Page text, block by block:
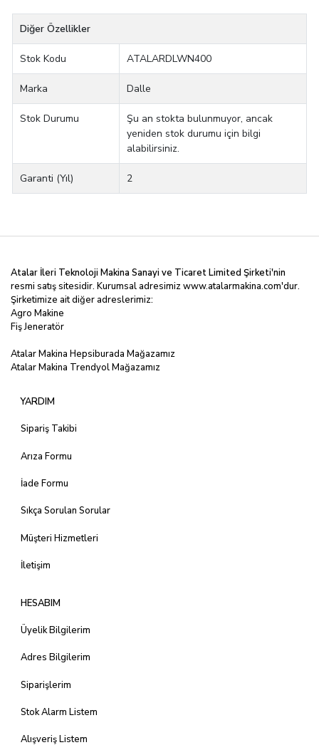
Diğer Özellikler
Stok Kodu ATALARDLWN400
Marka Dalle
Stok Durumu
Şu an stokta bulunmuyor, ancak
yeniden stok durumu için bilgi
alabilirsiniz.
Garanti (Yıl) 2
Atalar İleri Teknoloji Makina Sanayi ve Ticaret Limited Şirketi'nin
resmi satış sitesidir. Kurumsal adresimizwww.atalarmakina.com'dur.
Şirketimize ait diğer adreslerimiz:
Agro Makine
Fiş Jeneratör
Atalar Makina Hepsiburada Mağazamız
Atalar Makina Trendyol Mağazamız
YARDIM
Sipariş Takibi
Arıza Formu
İade Formu
Sıkça Sorulan Sorular
Müşteri Hizmetleri
İletişim
HESABIM
Üyelik Bilgilerim
Adres Bilgilerim
Siparişlerim
Stok Alarm Listem
Alışveriş Listem